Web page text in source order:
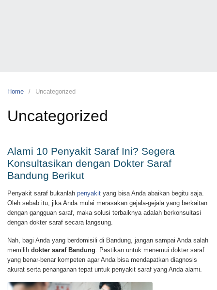
Sunat
dan
Dewasa
Home Uncategorized
Uncategorized
Alami 10 Penyakit Saraf Ini? Segera
Konsultasikan dengan Dokter Saraf
Bandung Berikut
Penyakit saraf bukanlah penyakit yang bisa Anda abaikan begitu saja.
Oleh sebab itu, jika Anda mulai merasakan gejala-gejala yang berkaitan
dengan gangguan saraf, maka solusi terbaiknya adalah berkonsultasi
dengan dokter saraf secara langsung.
Nah, bagi Anda yang berdomisili di Bandung, jangan sampai Anda salah
memilih dokter saraf Bandung . Pastikan untuk menemui dokter saraf
yang benar-benar kompeten agar Anda bisa mendapatkan diagnosis
akurat serta penanganan tepat untuk penyakit saraf yang Anda alami.